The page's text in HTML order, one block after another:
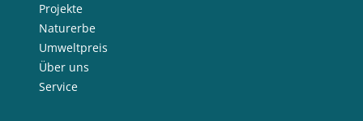
Projekte
Naturerbe
Umweltpreis
Über uns
Service